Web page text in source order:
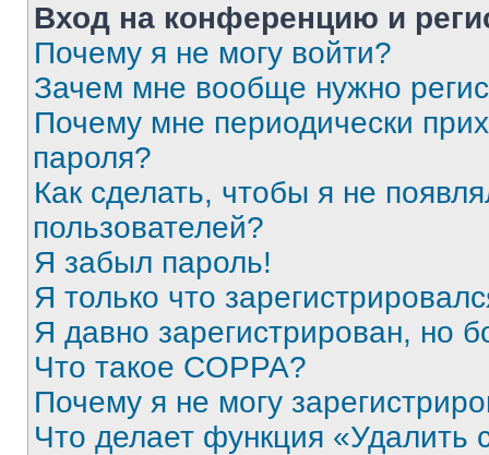
Вход на конференцию и
Почему я не могу войти?
Зачем мне вообще нужно
Почему мне периодически
пароля?
Как сделать, чтобы я не
пользователей?
Я забыл пароль!
Я только что
Я давно зарегистрирован, но
Что такое COPPA?
Почему я не могу
Что делает функция «Удалить